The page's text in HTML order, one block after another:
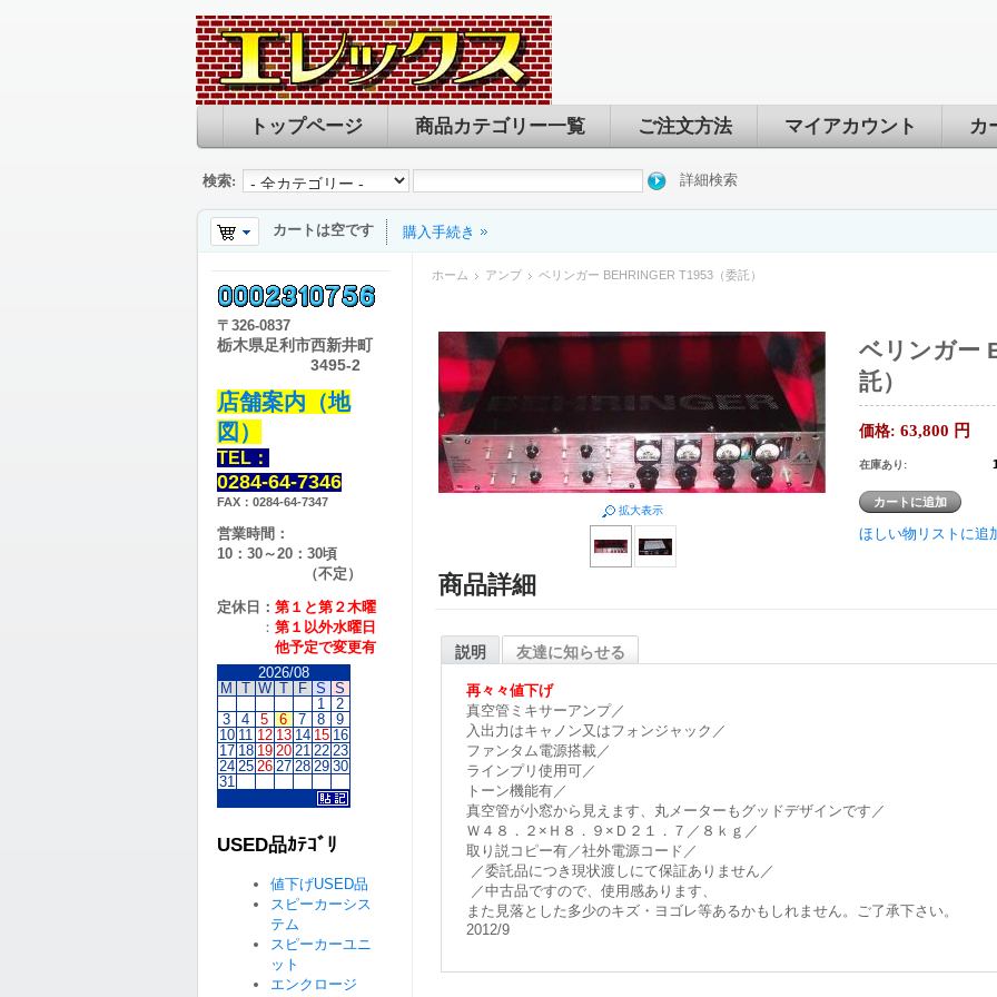
トップページ 商品カテゴリー一覧 ご注文方法 マイアカウント カ
検索: 詳細検索
カートは空です 購入手続き
ホーム アンプ ベリンガー BEHRINGER T1953（委託）
拡大表示
ベリンガー
託）
価格: 63,800 円
在庫あり:
ほしい物リストに追
商品詳細
説明 友達に知らせる
再々々値下げ
真空管ミキサーアンプ／
入出力はキャノン又はフォンジャック／
ファンタム電源搭載／
ラインプリ使用可／
トーン機能有／
真空管が小窓から見えます、丸メーターもグッドデザインです／
Ｗ４８．２×Ｈ８．９×Ｄ２１．７／８ｋｇ／
取り説コピー有／社外電源コード／
／委託品につき現状渡しにて保証ありません／
／中古品ですので、使用感あります、
また見落とした多少のキズ・ヨゴレ等あるかもしれません。ご了承下さい。
2012/9
〒 326-0837
栃木県足利市西新井町
3495-2
店舗案内（地
図）
TEL：
0284-64-7346
FAX：0284-64-7347
営業時間：
10：30～20：30頃
（不定）
定休日： 第１と第２木曜
： 第１以外水曜日
他予定で変更有
2026/08
M
T W T F S S
1
2
3
4 5 6 7 8
9
10 11 12 13 14 15 16
17 18 19 20 21 22 23
24 25 26 27 28 29 30
31
USED品ｶﾃｺﾞﾘ
値下げUSED品
スピーカーシス
テム
スピーカーユニ
ット
エンクロージ